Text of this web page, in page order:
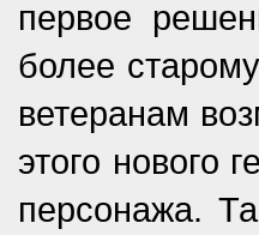
первое
более
ветеранам
этого нового
персонажа.